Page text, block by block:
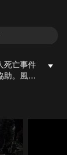
死亡事件
助。風水
靈魂的